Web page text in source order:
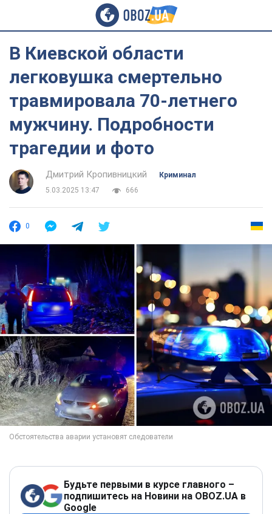
В Киевской области
легковушка смертельно
травмировала 70-летнего
мужчину. Подробности
трагедии и фото
Дмитрий Кропивницкий
Криминал
5.03.2025 13:47
666
0
Будьте первыми в курсе главного –
подпишитесь на Новини на OBOZ.UA в
Google